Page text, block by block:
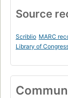
Source
Scriblio MARC
Library of